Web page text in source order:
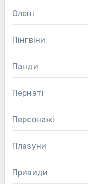
Олені
Пінгвіни
Панди
Пернаті
Персонажі
Плазуни
Привиди